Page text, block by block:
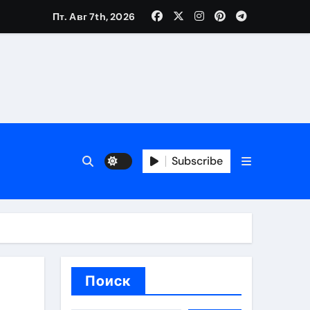
ресниц и депиляции
Пт. Авг 7th, 2026
Subscribe
Поиск